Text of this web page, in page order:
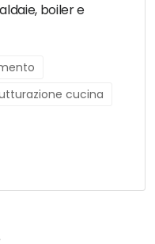
boiler e
cucina